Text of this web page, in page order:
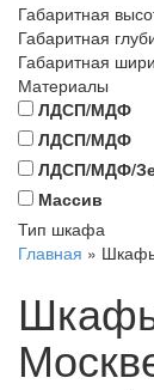
Габаритная
Габаритная
Габаритная
Материалы
ЛДСП/МДФ
ЛДСП/МДФ
ЛДСП/МДФ/
Массив
Тип шкафа
Главная »